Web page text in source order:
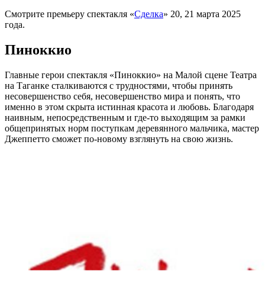
Смотрите премьеру спектакля «Сделка» 20, 21 марта 2025
года.
Пиноккио
Главные герои спектакля «Пиноккио» на Малой сцене Театра
на Таганке сталкиваются с трудностями, чтобы принять
несовершенство себя, несовершенство мира и понять, что
именно в этом скрыта истинная красота и любовь. Благодаря
наивным, непосредственным и где-то выходящим за рамки
общепринятых норм поступкам деревянного мальчика, мастер
Джеппетто сможет по-новому взглянуть на свою жизнь.